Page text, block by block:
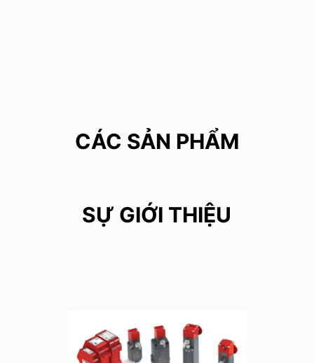
CÁC SẢN PHẨM
SỰ GIỚI THIỆU